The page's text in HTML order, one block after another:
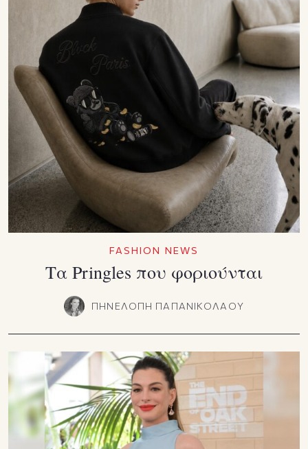
FASHION NEWS
Τα Pringles που φοριούνται
ΠΗΝΕΛΟΠΗ ΠΑΠΑΝΙΚΟΛΑΟΥ